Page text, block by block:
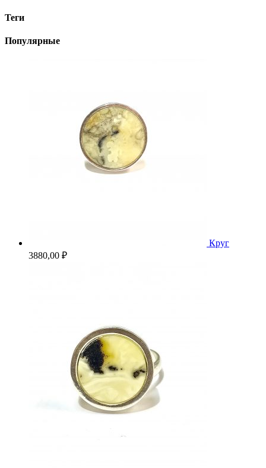
Теги
Популярные
Круг
3880,00 ₽